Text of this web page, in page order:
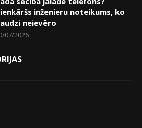
inženieru noteikums, ko
neievēro
07/2026